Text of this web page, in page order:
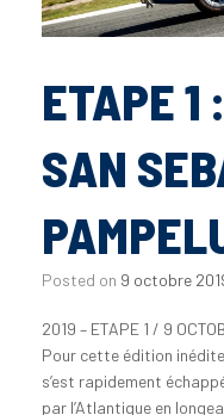
ETAPE 1 :
SAN
Posted on 9 octobre
2019 – ETAPE 1 / 9
Pour cette édition
s’est rapidement
par l’Atlantique en